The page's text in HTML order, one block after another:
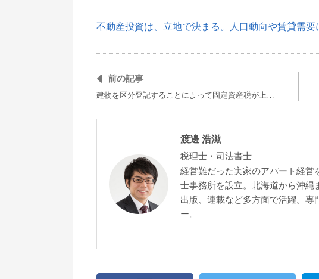
不動産投資は、立地で決まる。人口動向や賃貸需
前の記事
建物を区分登記することによって固定資産税が上…
渡邊 浩滋
税理士・司法書士
経営難だった実家のアパート経営
士事務所を設立。北海道から沖縄
出版、連載など多方面で活躍。
ー。